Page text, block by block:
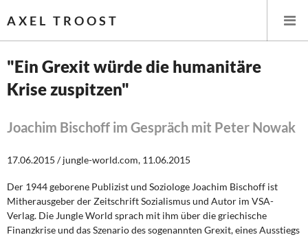
AXEL TROOST
Startseite
Themen
Leitlinien linker Wirtschafts- und Finanzpolitik
Wirtschaftspolitik
Steuer- und Finanzpolitik
"Ein Grexit würde die humanitäre
Krise zuspitzen"
Joachim Bischoff im Gespräch mit Peter Nowak
17.06.2015 / jungle-world.com, 11.06.2015
Der 1944 geborene Publizist und Soziologe Joachim Bischoff ist
Mitherausgeber der Zeitschrift Sozialismus und Autor im VSA-
Verlag. Die Jungle World sprach mit ihm über die griechische
Finanzkrise und das Szenario des sogenannten Grexit, eines Ausstiegs